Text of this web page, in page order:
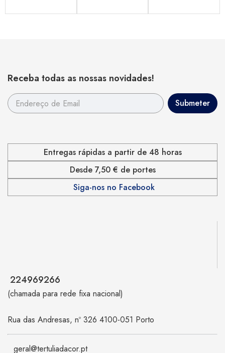
Receba todas as nossas novidades!
Entregas rápidas a partir de 48 horas
Desde 7,50 € de portes
Siga-nos no Facebook
224969266
(chamada para rede fixa nacional)
Rua das Andresas, nº 326 4100-051 Porto
geral@tertuliadacor.pt